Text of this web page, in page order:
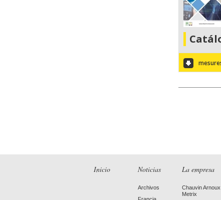
Inicio Noticias
Archivos
La empresa
Chauvin Arnoux
Metrix